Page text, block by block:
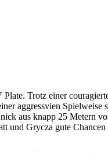
Trotz einer
aggressvien
aus knapp 25 Metern
und Grycza gute